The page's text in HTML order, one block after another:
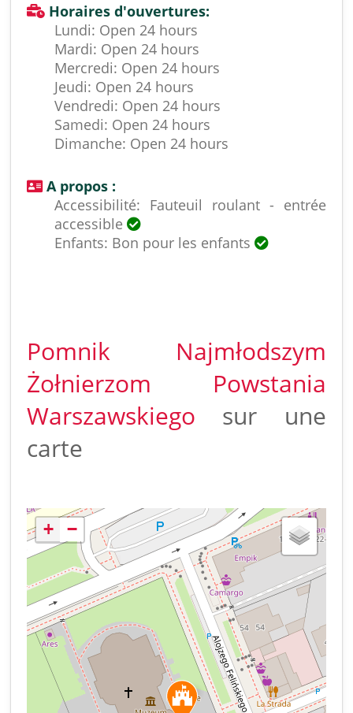
Horaires d'ouvertures:
Lundi: Open 24 hours
Mardi: Open 24 hours
Mercredi: Open 24 hours
Jeudi: Open 24 hours
Vendredi: Open 24 hours
Samedi: Open 24 hours
Dimanche: Open 24 hours
A propos :
Accessibilité: Fauteuil roulant - entrée
accessible
Enfants: Bon pour les enfants
Pomnik Najmłodszym
Żołnierzom Powstania
Warszawskiego sur une
carte
+ −